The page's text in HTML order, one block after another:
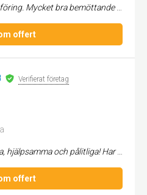
bra bemöttande bra service. Jag är mycket nöjd som kund.
offert
Verifierat företag
Har aldrig haft några problem med dem med min enskilda firma!
offert